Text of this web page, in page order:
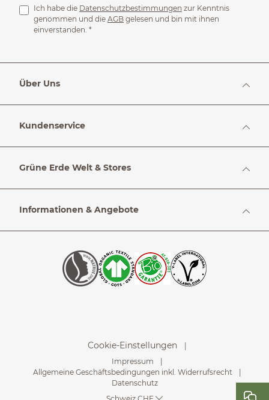
Ich habe die Datenschutzbestimmungen zur Kenntnis
genommen und die AGB gelesen und bin mit ihnen
einverstanden. *
Über Uns
Kundenservice
Grüne Erde Welt & Stores
Informationen & Angebote
Cookie-Einstellungen
Impressum
Allgemeine Geschäftsbedingungen inkl. Widerrufsrecht
Datenschutz